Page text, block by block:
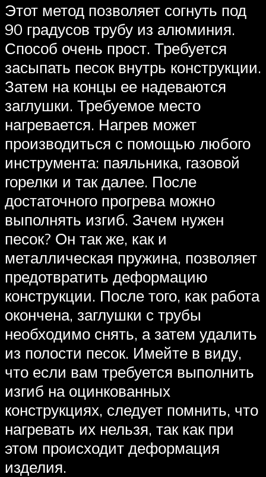
Этот метод позволяет согнуть под
90 градусов трубу из алюминия.
Способ очень прост. Требуется
засыпать песок внутрь конструкции.
Затем на концы ее надеваются
заглушки. Требуемое место
нагревается. Нагрев может
производиться с помощью любого
инструмента: паяльника, газовой
горелки и так далее. После
достаточного прогрева можно
выполнять изгиб. Зачем нужен
песок? Он так же, как и
металлическая пружина, позволяет
предотвратить деформацию
конструкции. После того, как работа
окончена, заглушки с трубы
необходимо снять, а затем удалить
из полости песок. Имейте в виду,
что если вам требуется выполнить
изгиб на оцинкованных
конструкциях, следует помнить, что
нагревать их нельзя, так как при
этом происходит деформация
изделия.